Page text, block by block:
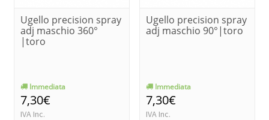
Ugello precision spray
adj maschio 360°
|toro
Immediata
7,30€
IVA Inc.
Ugello precision spray
adj maschio 90°|toro
Immediata
7,30€
IVA Inc.